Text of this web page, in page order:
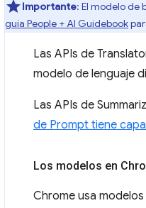
Importante: El modelo de
guía People + AI Guidebook
Las APIs de
modelo de lenguaje
Las APIs de
de Prompt tiene
Los modelos en
Chrome usa